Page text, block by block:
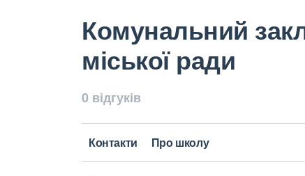
Комунальний
міської ради
0 відгуків
Контакти Про школу